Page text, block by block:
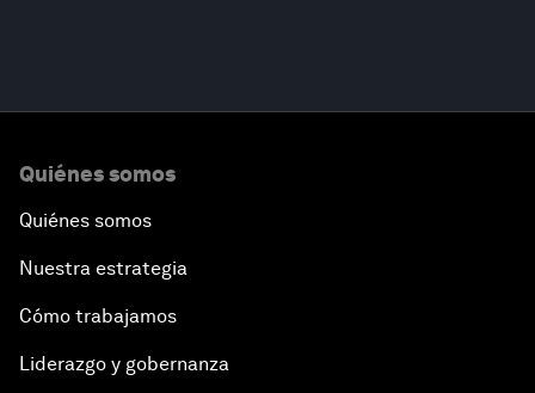
Quiénes somos
Quiénes somos
Nuestra estrategia
Cómo trabajamos
Liderazgo y gobernanza